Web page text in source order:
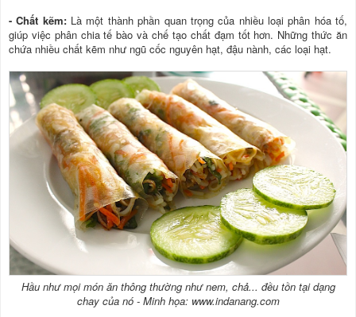
- Chất kẽm:Là một thành phần quan trọng của nhiều loại phân hóa tố,
giúp việc phân chia tế bào và chế tạo chất đạm tốt hơn. Những thức ăn
chứa nhiều chất kẽm như ngũ cốc nguyên hạt, đậu nành, các loại hạt.
Hầu như mọi món ăn thông thường như nem, chả... đều tồn tại dạng
chay của nó - Minh họa: www.indanang.com